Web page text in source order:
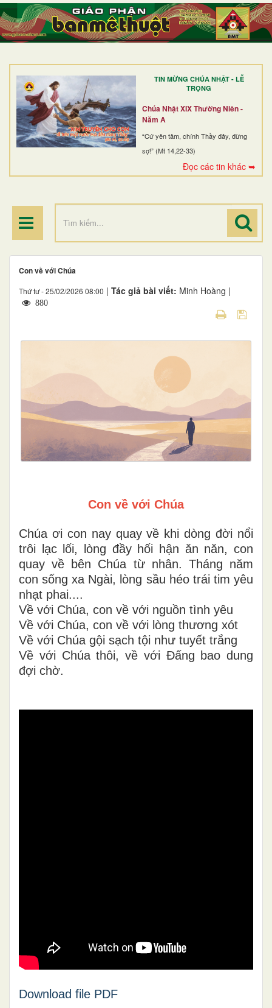
TIN MỪNG CHÚA NHẬT - LỄ
TRỌNG
Chúa Nhật XIX Thường Niên -
Năm A
“Cứ yên tâm, chính Thầy đây, đừng
sợ!” (Mt 14,22-33)
Đọc các tin khác ➥
TRANG NHẤT
GIỚI THIỆU
DÒNG TU
BAN MỤC VỤ
ĐOÀN THỂ CG
ĐIỂM HÀNH HƯƠNG
Con về với Chúa
Thứ tư - 25/02/2026 08:00 | Tác giả bài viết: Minh Hoàng |
880
Con về với Chúa
Chúa ơi con nay quay về khi dòng đời nổi
trôi lạc lối, lòng đầy hối hận ăn năn, con
quay về bên Chúa từ nhân. Tháng năm
con sống xa Ngài, lòng sầu héo trái tim yêu
nhạt phai....
Về với Chúa, con về với nguồn tình yêu
Về với Chúa, con về với lòng thương xót
Về với Chúa gội sạch tội như tuyết trắng
Về với Chúa thôi, về với Đấng bao dung
đợi chờ.
Download file PDF